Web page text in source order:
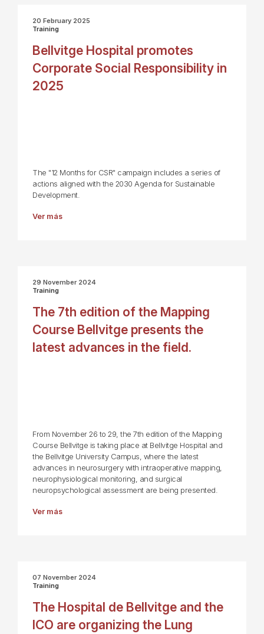
20 February 2025
Training
Bellvitge Hospital promotes
Corporate Social Responsibility in
2025
The "12 Months for CSR" campaign includes a series of
actions aligned with the 2030 Agenda for Sustainable
Development.
Ver más
29 November 2024
Training
The 7th edition of the Mapping
Course Bellvitge presents the
latest advances in the field.
From November 26 to 29, the 7th edition of the Mapping
Course Bellvitge is taking place at Bellvitge Hospital and
the Bellvitge University Campus, where the latest
advances in neurosurgery with intraoperative mapping,
neurophysiological monitoring, and surgical
neuropsychological assessment are being presented.
Ver más
07 November 2024
Training
The Hospital de Bellvitge and the
ICO are organizing the Lung